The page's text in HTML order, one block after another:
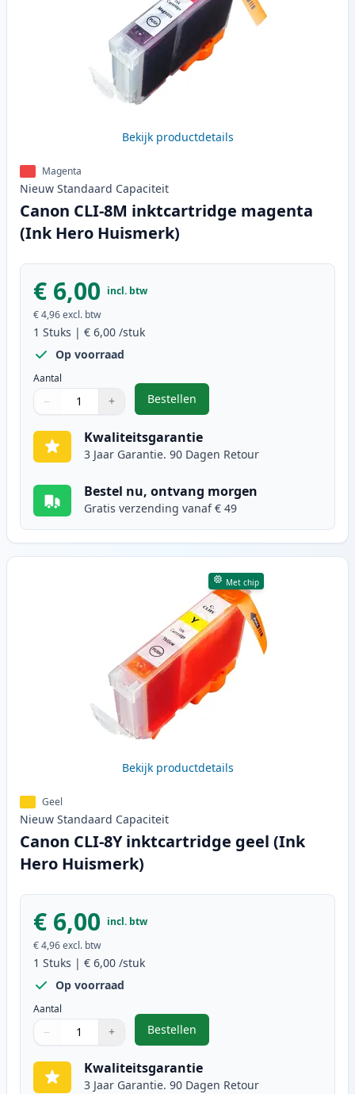
Bekijk productdetails
Magenta
Nieuw Standaard Capaciteit
Canon CLI-8M inktcartridge magenta
(Ink Hero Huismerk)
€ 6,00 incl. btw
€ 4,96excl. btw
1 Stuks | € 6,00 /stuk
Op voorraad
Aantal
Gebruik de knoppen om aan te passen
− +
1
Bestellen
,Canon CLI-8M inktcartridge
Kwaliteitsgarantie
3 Jaar Garantie. 90 Dagen Retour
Bestel nu, ontvang morgen
Gratis verzending vanaf € 49
Met chip
Bekijk productdetails
Geel
Nieuw Standaard Capaciteit
Canon CLI-8Y inktcartridge geel (Ink
Hero Huismerk)
€ 6,00 incl. btw
€ 4,96excl. btw
1 Stuks | € 6,00 /stuk
Op voorraad
Aantal
Gebruik de knoppen om aan te passen
− +
1
Bestellen
,Canon CLI-8Y inktcartridge geel
Kwaliteitsgarantie
3 Jaar Garantie. 90 Dagen Retour